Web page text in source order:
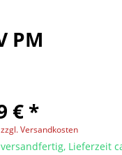
PM
€ *
zzgl. Versandkosten
Lieferzeit